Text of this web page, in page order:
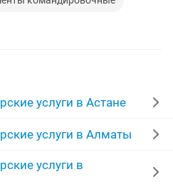
налоговой отчетности
тоо тоо
казахский
услуги в Астане
услуги в Алматы
услуги в